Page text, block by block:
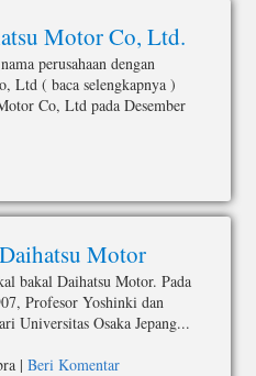
Motor Co, Ltd.
perusahaan dengan
Ltd ( baca selengkapnya )
Co, Ltd pada Desember
Motor
bakal Daihatsu Motor. Pada
Profesor Yoshinki dan
Universitas Osaka Jepang...
| Beri Komentar